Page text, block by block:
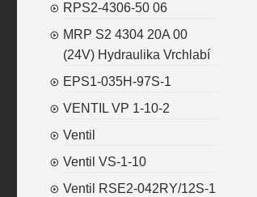
RPS2-4306-50 06
MRP S2 4304 20A 00
(24V) Hydraulika Vrchlabí
EPS1-035H-97S-1
VENTIL VP 1-10-2
Ventil
Ventil VS-1-10
Ventil RSE2-042RY/12S-1